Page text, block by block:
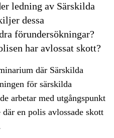
ledning av Särskilda
dessa
förundersökningar?
har avlossat skott?
där Särskilda
för särskilda
arbetar med utgångspunkt
en polis avlossade skott